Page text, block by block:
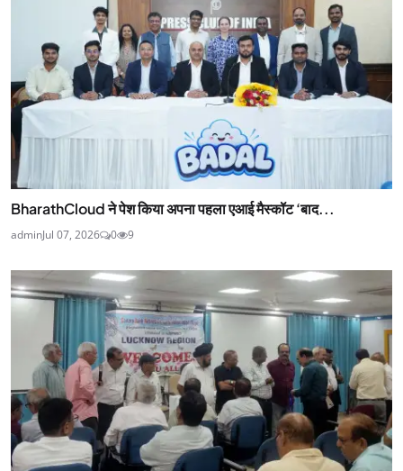
BharathCloud ने पेश किया अपना पहला एआई मैस्कॉट ‘बाद...
adminJul 07, 2026 0 9